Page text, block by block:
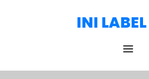
INI LABEL
HOME